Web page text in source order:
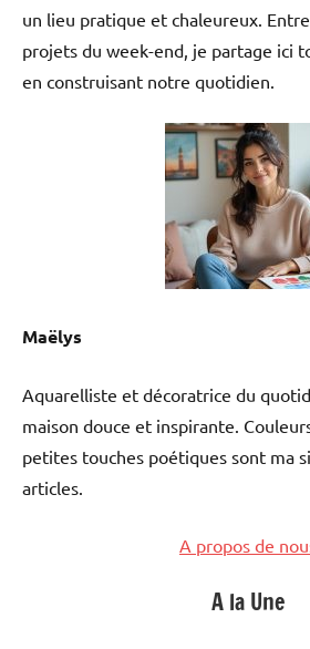
un lieu pratique et chaleureux.
projets du week-end, je partage ici
en construisant notre quotidien.
Maëlys
Aquarelliste et décoratrice du
maison douce et inspirante.
petites touches poétiques sont ma
articles.
A propos de
A la Une